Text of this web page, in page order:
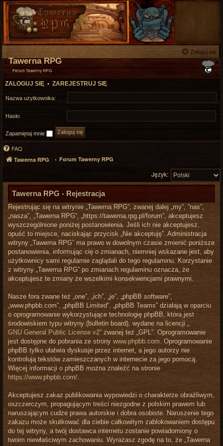
Zaloguj się
Tawerna RPG
Forum Tawerny RPG
ZALOGUJ SIĘ • ZAREJESTRUJ SIĘ
Nazwa użytkownika:
Hasło:
Zapamiętaj mnie
FAQ
Tawerna RPG Forum Tawerny RPG
Język:
Tawerna RPG - Rejestracja
Rejestrując się na witrynie „Tawerna RPG”, zwanej dalej „my”, ”nas”,
„nasza”, „Tawerna RPG”, „https://tawerna.rpg.pl/forum”, akceptujesz
wyszczególnione poniżej postanowienia. Jeśli ich nie akceptujesz,
opuść to miejsce, naciskając przycisk „Nie akceptuję”. Administracja
witryny „Tawerna RPG” ma prawo w dowolnym czasie zmienić poniższe
postanowienia, informując cię o zmianach, niemniej wskazane jest, aby
użytkownicy sami regularnie zaglądali do tego regulaminu. Korzystanie
z witryny „Tawerna RPG” po zmianach regulaminu oznacza, że
akceptujesz te zmiany ze wszelkimi konsekwencjami prawnymi.
Nasze fora zwane też „one”, „ich”, „je”, „phpBB software”,
„www.phpbb.com”, „phpBB Limited”, „phpBB Teams” działają w oparciu
o oprogramowanie wykorzystujące technologię phpBB, która jest
środowiskiem typu witryny (bulletin board), wydane na licencji „
GNU General Public License v2” zwanej też „GPL”. Oprogramowanie
jest dostępne do pobrania ze strony www.phpbb.com. Oprogramowanie
phpBB tylko ułatwia dyskusje przez internet, a jego autorzy nie
kontrolują tekstów zamieszczanych w internecie za jego pomocą.
Więcej informacji o phpBB można znaleźć na stronie
https://www.phpbb.com/.
Akceptujesz zakaz publikowania wypowiedzi o charakterze obraźliwym,
oszczerczym, propagującym treści niezgodne z polskim prawem lub
naruszającym cudze prawa autorskie i dobra osobiste. Naruszenie tego
zakazu może skutkować dla ciebie całkowitym zablokowaniem dostępu
do tej witryny, a twój dostawca internetu zostanie powiadomiony o
twoim niewłaściwym zachowaniu. Wyrażasz zgodę na to, że „Tawerna